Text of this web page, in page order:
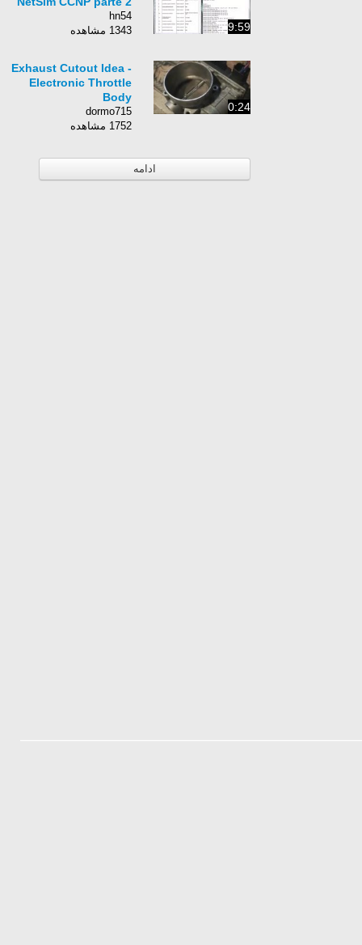
9:59
hn54
1343 مشاهده
0:24
Exhaust Cutout Idea -
Electronic Throttle
Body
dormo715
1752 مشاهده
ادامه